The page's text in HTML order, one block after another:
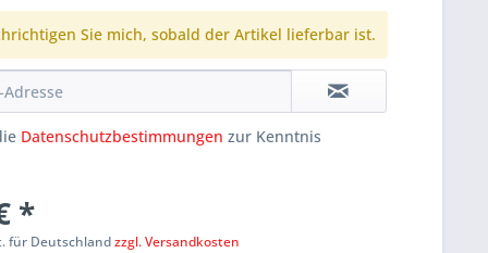
Sie mich, sobald der Artikel lieferbar ist.
Datenschutzbestimmungen zur Kenntnis
*
für Deutschlandzzgl. Versandkosten